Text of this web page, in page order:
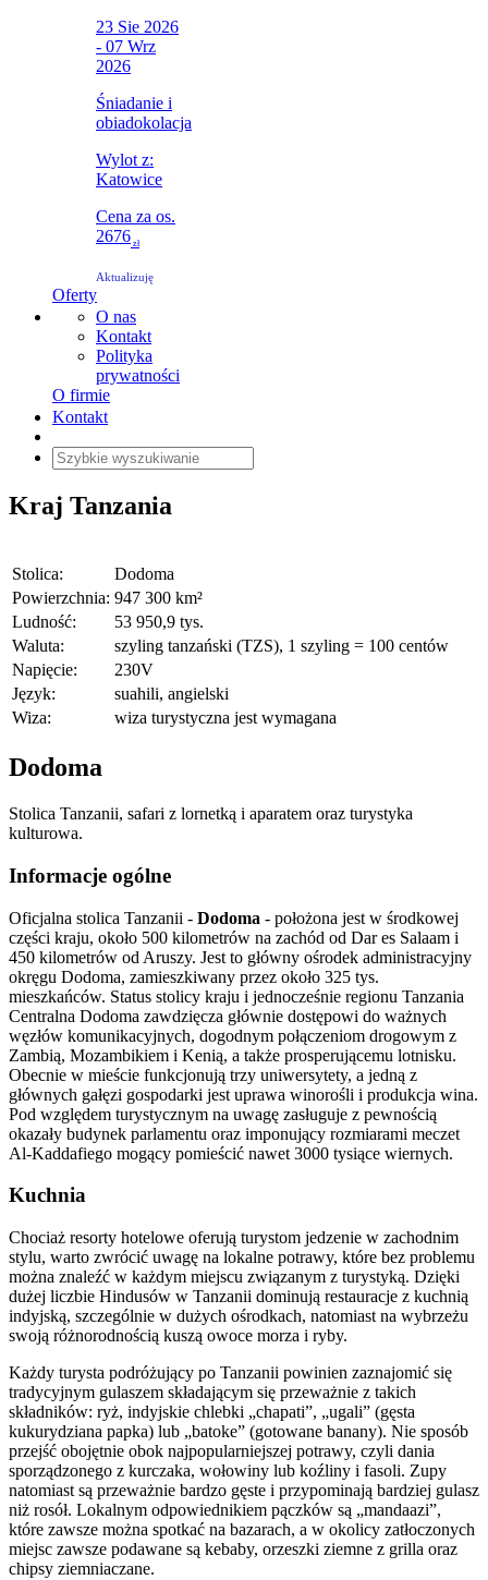
23 Sie 2026
- 07 Wrz
2026
Śniadanie i
obiadokolacja
Wylot z:
Katowice
Cena za os.
2676 zł
Aktualizuję
Oferty
O nas
Kontakt
Polityka
prywatności
O firmie
Kontakt
Kraj Tanzania
Stolica:
Dodoma
Powierzchnia: 947 300 km²
Ludność:
53 950,9 tys.
Waluta:
szyling tanzański (TZS), 1 szyling = 100 centów
Napięcie:
230V
Język:
suahili, angielski
Wiza:
wiza turystyczna jest wymagana
Dodoma
Stolica Tanzanii, safari z lornetką i aparatem oraz turystyka
kulturowa.
Informacje ogólne
Oficjalna stolica Tanzanii - Dodoma - położona jest w środkowej
części kraju, około 500 kilometrów na zachód od Dar es Salaam i
450 kilometrów od Aruszy. Jest to główny ośrodek administracyjny
okręgu Dodoma, zamieszkiwany przez około 325 tys.
mieszkańców. Status stolicy kraju i jednocześnie regionu Tanzania
Centralna Dodoma zawdzięcza głównie dostępowi do ważnych
węzłów komunikacyjnych, dogodnym połączeniom drogowym z
Zambią, Mozambikiem i Kenią, a także prosperującemu lotnisku.
Obecnie w mieście funkcjonują trzy uniwersytety, a jedną z
głównych gałęzi gospodarki jest uprawa winorośli i produkcja wina.
Pod względem turystycznym na uwagę zasługuje z pewnością
okazały budynek parlamentu oraz imponujący rozmiarami meczet
Al-Kaddafiego mogący pomieścić nawet 3000 tysiące wiernych.
Kuchnia
Chociaż resorty hotelowe oferują turystom jedzenie w zachodnim
stylu, warto zwrócić uwagę na lokalne potrawy, które bez problemu
można znaleźć w każdym miejscu związanym z turystyką. Dzięki
dużej liczbie Hindusów w Tanzanii dominują restauracje z kuchnią
indyjską, szczególnie w dużych ośrodkach, natomiast na wybrzeżu
swoją różnorodnością kuszą owoce morza i ryby.
Każdy turysta podróżujący po Tanzanii powinien zaznajomić się
tradycyjnym gulaszem składającym się przeważnie z takich
składników: ryż, indyjskie chlebki „chapati”, „ugali” (gęsta
kukurydziana papka) lub „batoke” (gotowane banany). Nie sposób
przejść obojętnie obok najpopularniejszej potrawy, czyli dania
sporządzonego z kurczaka, wołowiny lub koźliny i fasoli. Zupy
natomiast są przeważnie bardzo gęste i przypominają bardziej gulasz
niż rosół. Lokalnym odpowiednikiem pączków są „mandaazi”,
które zawsze można spotkać na bazarach, a w okolicy zatłoczonych
miejsc zawsze podawane są kebaby, orzeszki ziemne z grilla oraz
chipsy ziemniaczane.